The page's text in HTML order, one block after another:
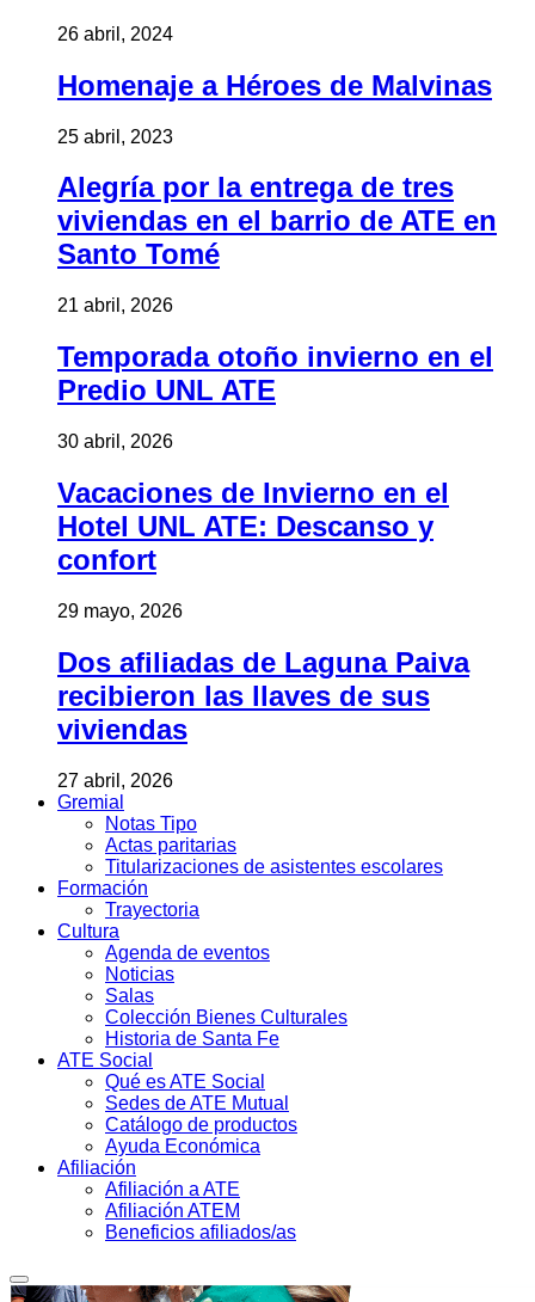
26 abril, 2024
Homenaje a Héroes de Malvinas
25 abril, 2023
Alegría por la entrega de tres
viviendas en el barrio de ATE en
Santo Tomé
21 abril, 2026
Temporada otoño invierno en el
Predio UNL ATE
30 abril, 2026
Vacaciones de Invierno en el
Hotel UNL ATE: Descanso y
confort
29 mayo, 2026
Dos afiliadas de Laguna Paiva
recibieron las llaves de sus
viviendas
27 abril, 2026
Gremial
Notas Tipo
Actas paritarias
Titularizaciones de asistentes escolares
Formación
Trayectoria
Cultura
Agenda de eventos
Noticias
Salas
Colección Bienes Culturales
Historia de Santa Fe
ATE Social
Qué es ATE Social
Sedes de ATE Mutual
Catálogo de productos
Ayuda Económica
Afiliación
Afiliación a ATE
Afiliación ATEM
Beneficios afiliados/as